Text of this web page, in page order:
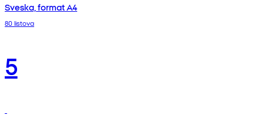
Sveska, format A4
80 listova
5